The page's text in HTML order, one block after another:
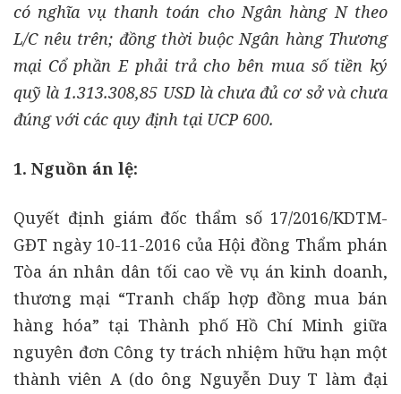
có nghĩa vụ thanh toán cho Ngân hàng N theo
L/C nêu trên; đồng thời buộc Ngân hàng Thương
mại Cổ phần E phải trả cho bên mua số tiền ký
quỹ là 1.313.308,85 USD là chưa đủ cơ sở và chưa
đúng với các quy định tại UCP 600.
1. Nguồn án lệ:
Quyết định giám đốc thẩm số 17/2016/KDTM-
GĐT ngày 10-11-2016 của Hội đồng Thẩm phán
Tòa án nhân dân tối cao về vụ án kinh doanh,
thương mại “Tranh chấp hợp đồng mua bán
hàng hóa” tại Thành phố Hồ Chí Minh giữa
nguyên đơn Công ty trách nhiệm hữu hạn một
thành viên A (do ông Nguyễn Duy T làm đại